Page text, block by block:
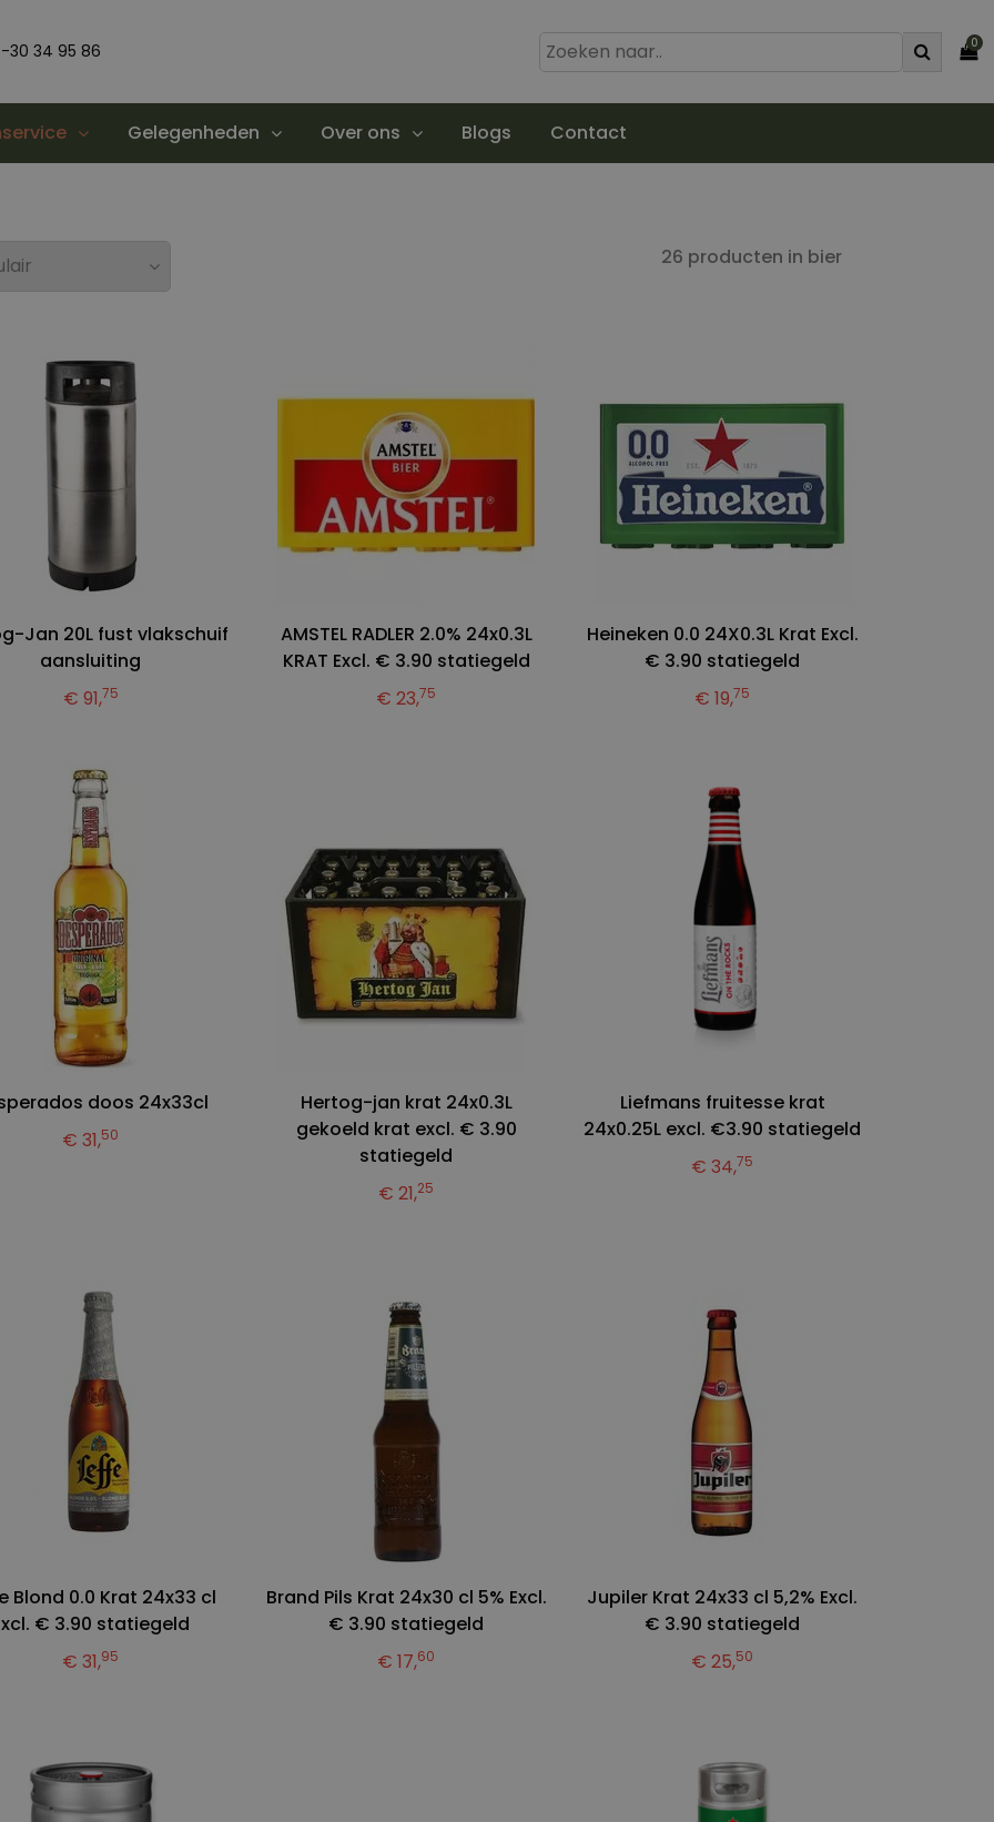
0
30 34 95 86
Gelegenheden Over ons Blogs Contact
26 producten in bier
Jan 20L fust vlakschuif
aansluiting
€ 91,75
AMSTEL RADLER 2.0% 24x0.3L
KRAT Excl. € 3.90 statiegeld
€ 23,75
Heineken 0.0 24X0.3L Krat Excl.
€ 3.90 statiegeld
€ 19,75
doos 24x33cl
€ 31,50
Hertog-jan krat 24x0.3L
gekoeld krat excl. € 3.90
statiegeld
€ 21,25
Liefmans fruitesse krat
24x0.25L excl. €3.90 statiegeld
€ 34,75
Blond 0.0 Krat 24x33 cl
€ 3.90 statiegeld
€ 31,95
Brand Pils Krat 24x30 cl 5% Excl.
€ 3.90 statiegeld
€ 17,60
Jupiler Krat 24x33 cl 5,2% Excl.
€ 3.90 statiegeld
€ 25,50